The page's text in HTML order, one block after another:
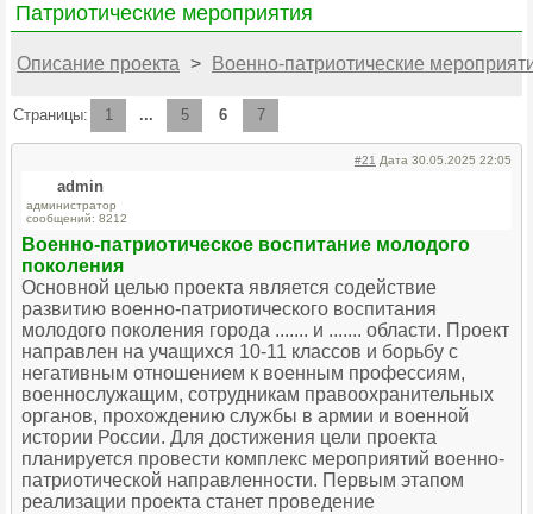
Патриотические мероприятия
Описание проекта > Военно-патриотические
Страницы: 1 ... 5 6 7
#21 Дата 30.05.2025 22:05
admin
администратор
сообщений: 8212
Военно-патриотическое воспитание молодого
поколения
Основной целью проекта является содействие
развитию военно-патриотического воспитания
молодого поколения города ....... и ....... области. Проект
направлен на учащихся 10-11 классов и борьбу с
негативным отношением к военным профессиям,
военнослужащим, сотрудникам правоохранительных
органов, прохождению службы в армии и военной
истории России. Для достижения цели проекта
планируется провести комплекс мероприятий военно-
патриотической направленности. Первым этапом
реализации проекта станет проведение